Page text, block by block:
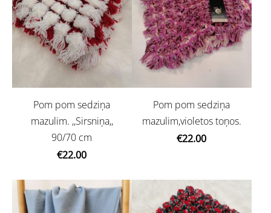
Pom pom sedziņa
mazulim. ,,Sirsniņa,,
90/70 cm
€22.00
Pom pom sedziņa
mazulim,violetos toņos.
€22.00